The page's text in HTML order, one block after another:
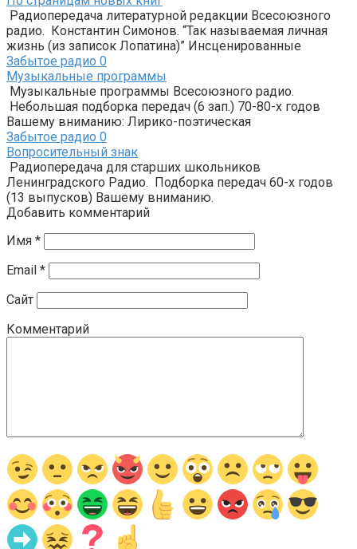
Радиопередача литературной редакции Всесоюзного
радио. Константин Симонов. “Так называемая личная
жизнь (из записок Лопатина)” Инсценированные
Забытое радио 0
Музыкальные программы
Музыкальные программы Всесоюзного радио.
Небольшая подборка передач (6 зап.) 70-80-х годов
Вашему вниманию: Лирико-поэтическая
Забытое радио 0
Вопросительный знак
Радиопередача для старших школьников
Ленинградского Радио. Подборка передач 60-х годов
(13 выпусков) Вашему вниманию.
Добавить комментарий
Имя *
Email *
Сайт
Комментарий